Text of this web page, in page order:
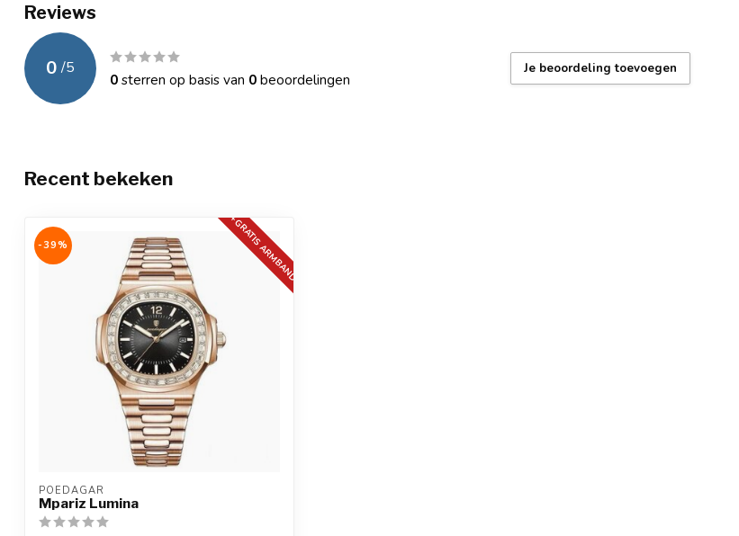
Batterijtype
Waterbestendig 3 ATM (spatwaterdicht: regen en handen wassen)
Garantie Officiële Mpariz garantie – 1 jaar
Reviews
0 /5
0sterren op basis van 0beoordelingen
Je beoordeling toevoegen
Recent bekeken
+GRATIS ARMBAND
-39%
POEDAGAR
Mpariz Lumina